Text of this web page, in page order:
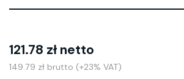
121.78 zł netto
149.79 zł brutto (+23% VAT)